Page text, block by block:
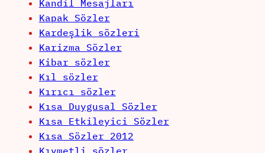
Kandil Mesajları
Kapak Sözler
Kardeşlik sözleri
Karizma Sözler
Kibar sözler
Kıl sözler
Kırıcı sözler
Kısa Duygusal Sözler
Kısa Etkileyici Sözler
Kısa Sözler 2012